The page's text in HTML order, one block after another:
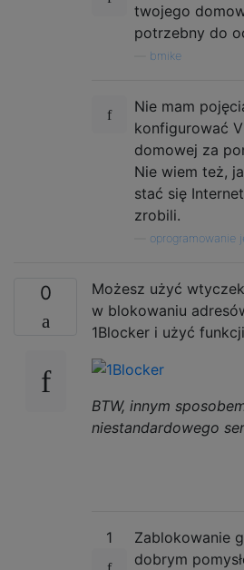
twojego
potrzebny do
bmike
Nie mam
konfigurować
domowej za
Nie wiem też,
stać się
zrobili.
oprogramowanie
0
Możesz użyć
w blokowaniu
1Blocker i użyć
BTW, innym
niestandardowego
1
Zablokowanie
dobrym